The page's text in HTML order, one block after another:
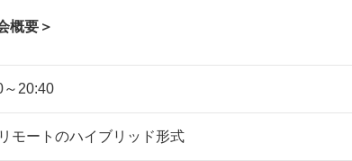
概要＞
～20:40
モートのハイブリッド形式